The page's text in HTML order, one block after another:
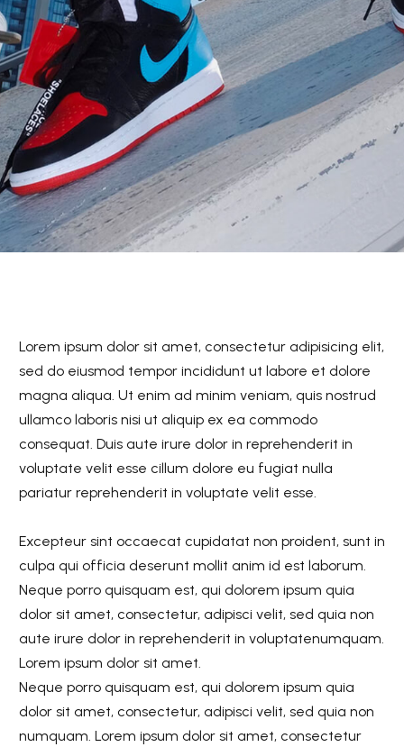
Lorem ipsum dolor sit amet, consectetur adipisicing elit,
sed do eiusmod tempor incididunt ut labore et dolore
magna aliqua. Ut enim ad minim veniam, quis nostrud
ullamco laboris nisi ut aliquip ex ea commodo
consequat. Duis aute irure dolor in reprehenderit in
voluptate velit esse cillum dolore eu fugiat nulla
pariatur reprehenderit in voluptate velit esse.
Excepteur sint occaecat cupidatat non proident, sunt in
culpa qui officia deserunt mollit anim id est laborum.
Neque porro quisquam est, qui dolorem ipsum quia
dolor sit amet, consectetur, adipisci velit, sed quia non
aute irure dolor in reprehenderit in voluptatenumquam.
Lorem ipsum dolor sit amet.
Neque porro quisquam est, qui dolorem ipsum quia
dolor sit amet, consectetur, adipisci velit, sed quia non
numquam. Lorem ipsum dolor sit amet, consectetur